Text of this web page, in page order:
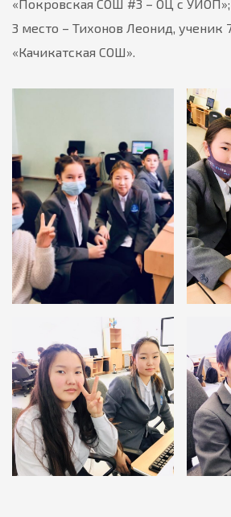
«Покровская СОШ #3 – ОЦ с УИОП»;
3 место – Тихонов Леонид, ученик
«Качикатская СОШ».